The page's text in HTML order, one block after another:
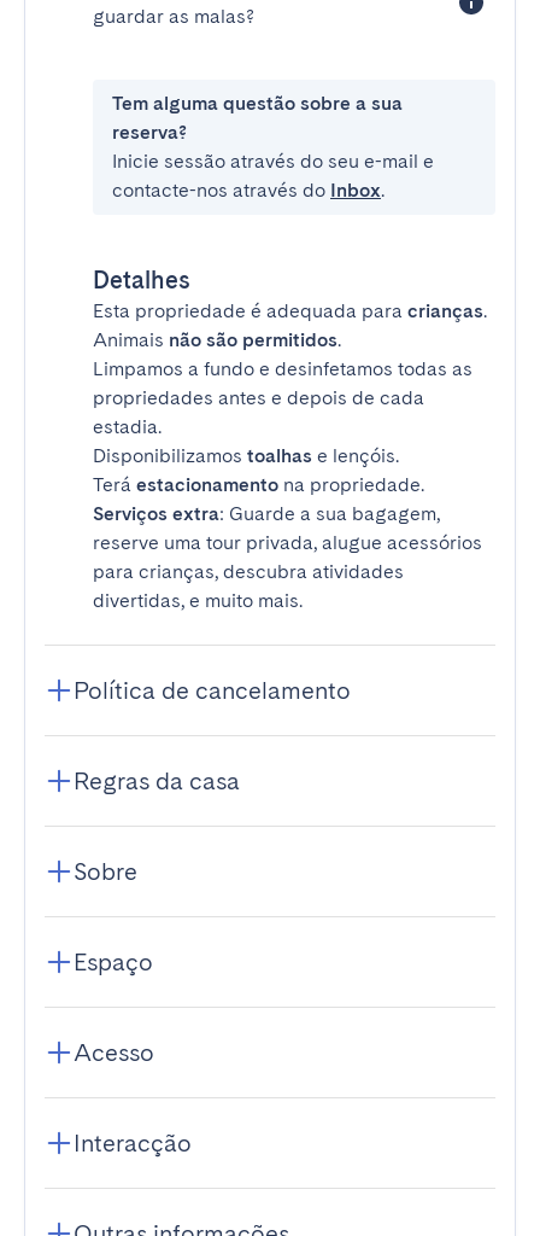
guardar as malas?
Tem alguma questão sobre a sua
reserva?
Inicie sessão através do seu e-mail e
contacte-nos através do Inbox.
Detalhes
Esta propriedade é adequada para crianças.
Animais não são permitidos.
Limpamos a fundo e desinfetamos todas as
propriedades antes e depois de cada
estadia.
Disponibilizamos toalhas e lençóis.
Terá estacionamento na propriedade.
Serviços extra: Guarde a sua bagagem,
reserve uma tour privada, alugue acessórios
para crianças, descubra atividades
divertidas, e muito mais.
Política de cancelamento
Regras da casa
Sobre
Espaço
Acesso
Interacção